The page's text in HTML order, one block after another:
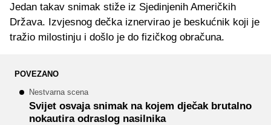
Jedan takav snimak stiže iz Sjedinjenih Američkih
Država. Izvjesnog dečka iznervirao je beskućnik koji je
tražio milostinju i došlo je do fizičkog obračuna.
POVEZANO
Nestvarna scena
Svijet osvaja snimak na kojem dječak brutalno
nokautira odraslog nasilnika